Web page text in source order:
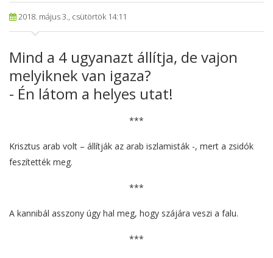
2018. május 3., csütörtök 14:11
Mind a 4 ugyanazt állítja, de vajon
melyiknek van igaza?
- Én látom a helyes utat!
***
Krisztus arab volt – állítják az arab iszlamisták -, mert a zsidók
feszítették meg.
***
A kannibál asszony úgy hal meg, hogy szájára veszi a falu.
***